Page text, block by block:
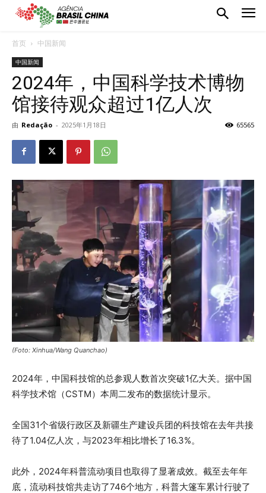
首页 中国新闻
中国新闻
2024年，中国科学技术博物
馆接待观众超过1亿人次
由 Redação - 2025年1月18日 65565
(Foto: Xinhua/Wang Quanchao)
2024年，中国科技馆的总参观人数首次突破1亿大关。据中国
科学技术馆（CSTM）本周二发布的数据统计显示。
全国31个省级行政区及新疆生产建设兵团的科技馆在去年共接
待了1.04亿人次，与2023年相比增长了16.3%。
此外，2024年科普流动项目也取得了显著成效。截至去年年
底，流动科技馆共走访了746个地方，科普大篷车累计行驶了